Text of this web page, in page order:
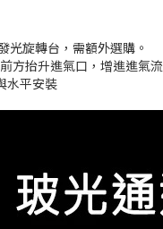
旋轉台，需額外選購。
方抬升進氣口，增進進氣流
水平安裝